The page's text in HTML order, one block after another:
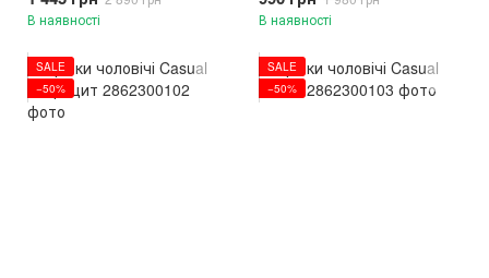
В наявності
В наявності
SALE
−50%
SALE
−50%